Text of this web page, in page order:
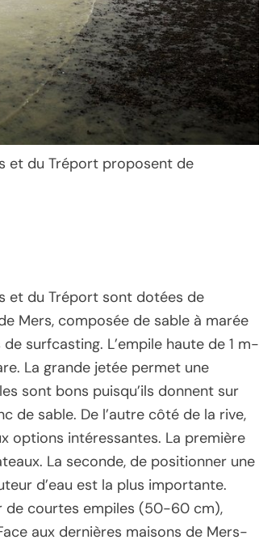
et du Tréport proposent de
et du Tréport sont dotées de
Mers, composée de sable à marée
surfcasting. L’empile haute de 1 m-
La grande jetée permet une
sont bons puisqu’ils donnent sur
de sable. De l’autre côté de la rive,
options intéressantes. La première
La seconde, de positionner une
d’eau est la plus importante.
de courtes empiles (50-60 cm),
aux dernières maisons de Mers-